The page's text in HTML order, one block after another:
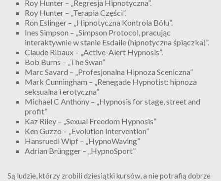
Roy Hunter – „Regresja Hipnotyczna”.
Roy Hunter – „Terapia Części”.
Ron Eslinger – „Hipnotyczna Kontrola Bólu”.
Ines Simpson – „Simpson Protocol, pracując
interaktywnie w stanie Esdaile (hipnotyczna śpiączka)”.
Claude Ribaux – „Active-Alert Hypnosis”.
Bob Burns – „The Swan”
Marc Savard – „Profesjonalna Hipnoza Sceniczna”
Mark Cunningham – „Renegade Hypnotist: hipnoza
seksualna i erotyczna”
Michael C Anthony – „Hypnosis for stage, street and
profit”
Kaz Riley – „Sexual Freedom Hypnosis”
Ken Guzzo – „Evolution Intervention”
Hansruedi Wipf – „HypnoWaving”
Adrian Brüngger – „HypnoSport”
Są ludzie, którzy zrobili dziesiątki kursów, a nie potrafią dobrze